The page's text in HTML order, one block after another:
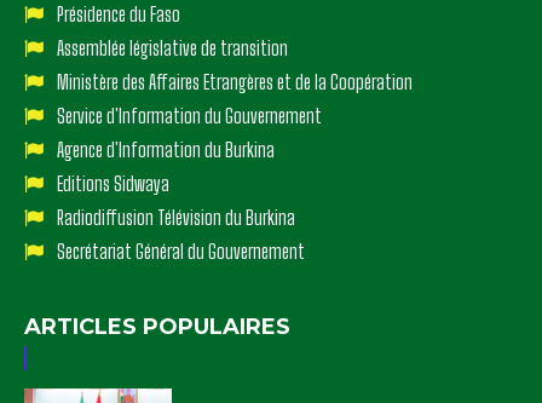
Présidence du Faso
Assemblée législative de transition
Ministère des Affaires Etrangères et de la Coopération
Service d'Information du Gouvernement
Agence d'Information du Burkina
Editions Sidwaya
Radiodiffusion Télévision du Burkina
Secrétariat Général du Gouvernement
ARTICLES POPULAIRES